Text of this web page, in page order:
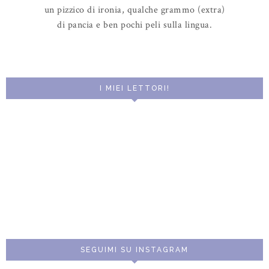
un pizzico di ironia, qualche grammo (extra)
di pancia e ben pochi peli sulla lingua.
I MIEI LETTORI!
SEGUIMI SU INSTAGRAM